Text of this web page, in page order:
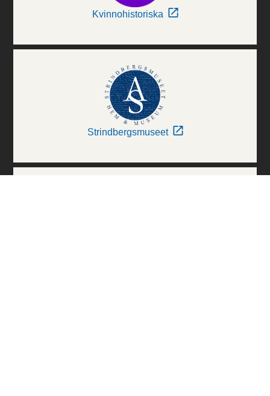
Kvinnohistoriska
Strindbergsmuseet